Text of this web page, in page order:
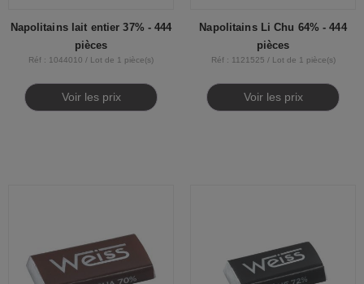
Napolitains lait entier 37% - 444
pièces
Réf : 1044010 / Lot de 1 pièce(s)
Voir les prix
Napolitains Li Chu 64% - 444
pièces
Réf : 1121525 / Lot de 1 pièce(s)
Voir les prix